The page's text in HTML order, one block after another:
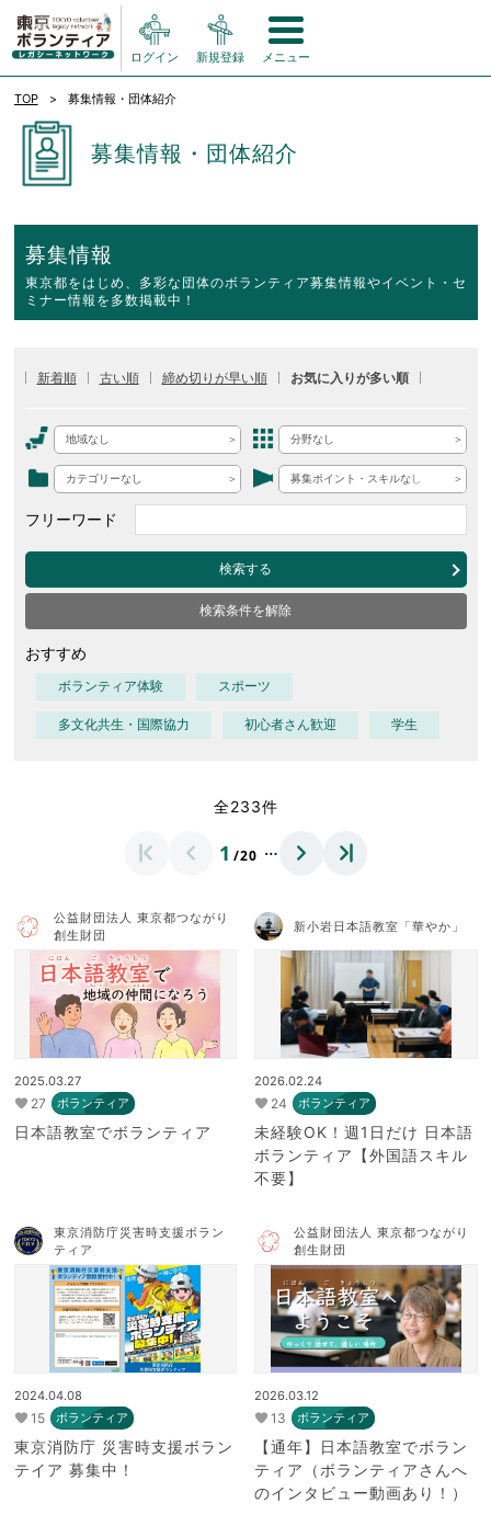
ログイン 新規登録 メニュー
TOP 募集情報・団体紹介
募集情報・団体紹介
募集情報
東京都をはじめ、多彩な団体のボランティア募集情報やイベント・セ
ミナー情報を多数掲載中！
新着順 古い順 締め切りが早い順 お気に入りが多い順
地域なし 分野なし
カテゴリーなし 募集ポイント・スキルなし
フリーワード
検索する
検索条件を解除
おすすめ
ボランティア体験 スポーツ
多文化共生・国際協力 初心者さん歓迎 学生
全233件
1 /20 …
公益財団法人 東京都つながり
創生財団
2025.03.27
27 ボランティア
日本語教室でボランティア
新小岩日本語教室「華やか」
2026.02.24
24 ボランティア
未経験OK！週1日だけ 日本語
ボランティア【外国語スキル
不要】
東京消防庁災害時支援ボラン
ティア
2024.04.08
15 ボランティア
東京消防庁 災害時支援ボラン
テイア 募集中！
公益財団法人 東京都つながり
創生財団
2026.03.12
13 ボランティア
【通年】日本語教室でボラン
ティア（ボランティアさんへ
のインタビュー動画あり！）